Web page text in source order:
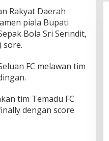
Rakyat Daerah
piala Bupati
Bola Sri Serindit,
sore.
FC melawan tim
tim Temadu FC
dengan score